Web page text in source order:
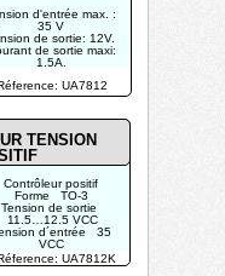
UA7812
UA7812K
d'entrée max. :
35 V
de sortie: 12V.
de sortie maxi:
1.5A.
Contrôleur positif
Forme TO-3
Tension de sortie
11.5…12.5 VCC
d´entrée 35
VCC
de sortie 1.5
A
TENSION